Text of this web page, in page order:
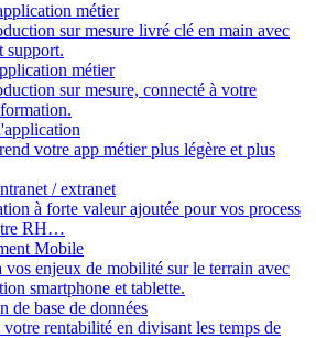
métier
sur mesure livré clé en main avec
support.
métier
sur mesure, connecté à votre
votre app métier plus légère et plus
/ extranet
à forte valeur ajoutée pour vos process
RH…
Mobile
vos enjeux de mobilité sur le terrain avec
smartphone et tablette.
de base de données
rentabilité en divisant les temps de